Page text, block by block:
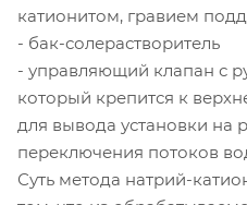
катионитом, гравием
- бак-солерастворитель
- управляющий клапан с
который крепится к
для вывода установки на
переключения потоков
Суть метода натрий-